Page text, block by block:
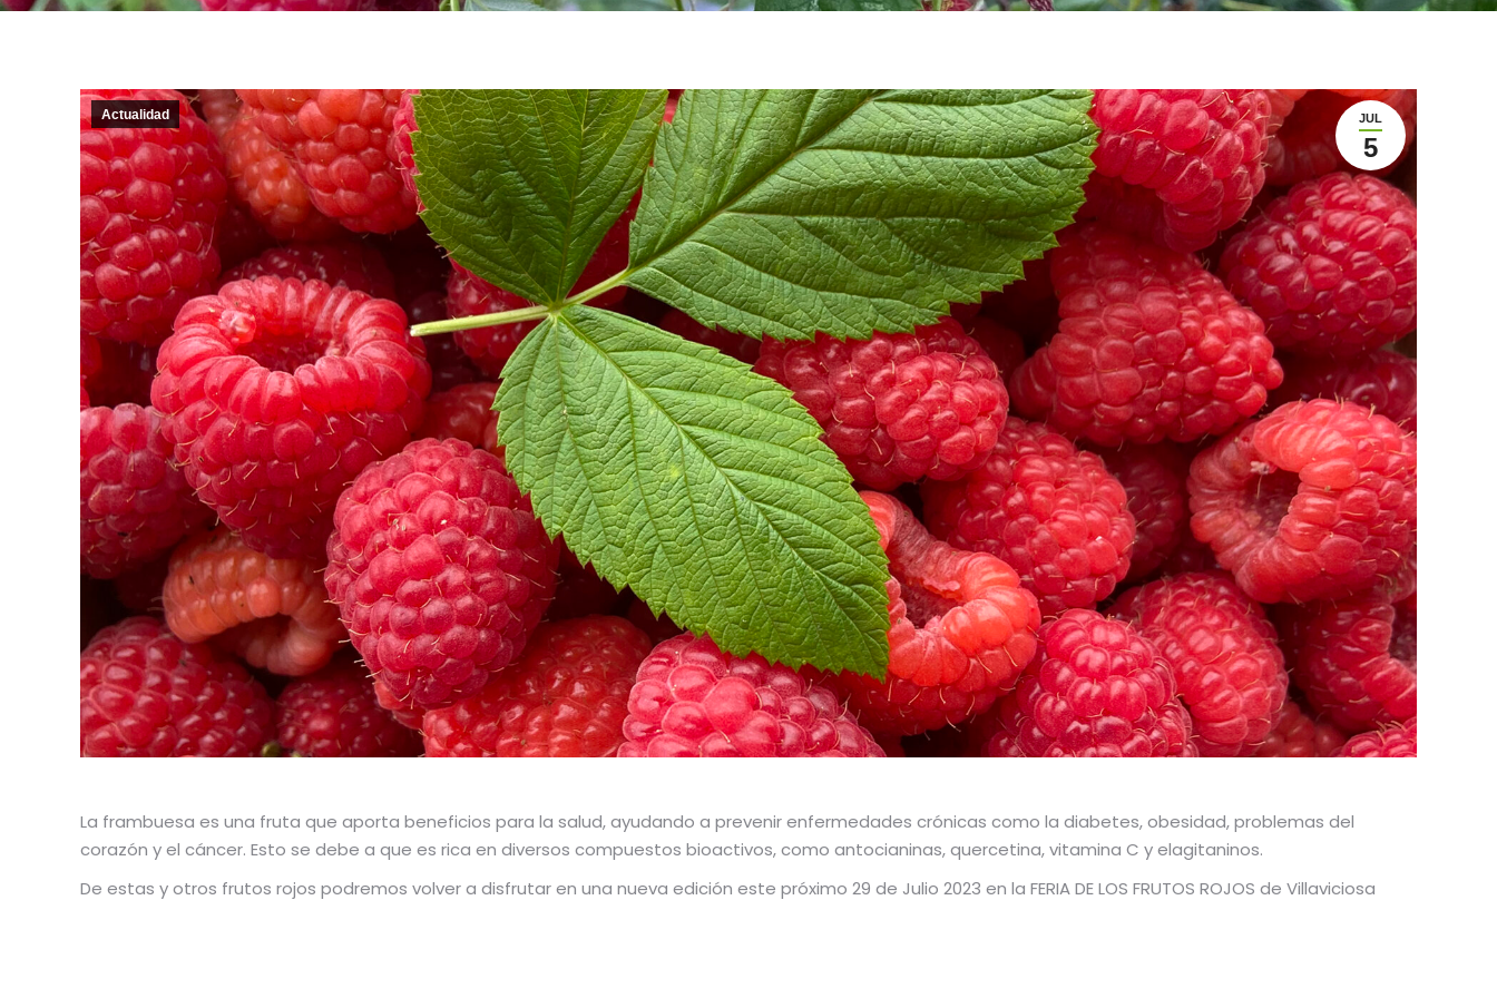
JUL
5
Actualidad
La frambuesa es una fruta que aporta beneficios para la salud, ayudando a prevenir enfermedades crónicas como la diabetes, obesidad, problemas del
corazón y el cáncer. Esto se debe a que es rica en diversos compuestos bioactivos, como antocianinas, quercetina, vitamina C y elagitaninos.
De estas y otros frutos rojos podremos volver a disfrutar en una nueva edición este próximo 29 de Julio 2023 en la FERIA DE LOS FRUTOS ROJOS de Villaviciosa